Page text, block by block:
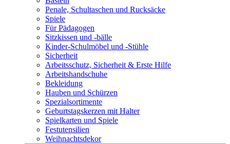
Penale, Schultaschen und Rucksäcke
Spiele
Für Pädagogen
Sitzkissen und -bälle
Kinder-Schulmöbel und -Stühle
Sicherheit
Arbeitsschutz, Sicherheit & Erste Hilfe
Arbeitshandschuhe
Bekleidung
Hauben und Schürzen
Spezialsortimente
Geburtstagskerzen mit Halter
Spielkarten und Spiele
Festutensilien
Weihnachtsdekor